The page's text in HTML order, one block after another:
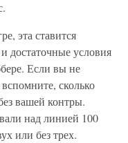
эта ставится
достаточные условия
Если вы не
сколько
вашей контры.
над линией 100
или без трех.